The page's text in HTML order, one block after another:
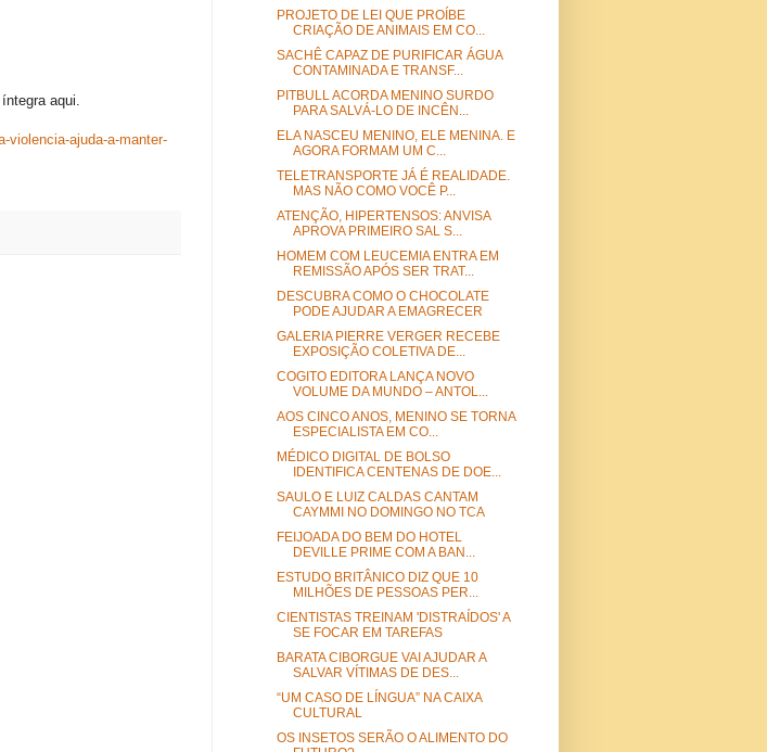
aqui.
violencia-ajuda-a-manter-
PROJETO DE LEI QUE PROÍBE
CRIAÇÃO DE ANIMAIS EM CO...
SACHÊ CAPAZ DE PURIFICAR ÁGUA
CONTAMINADA E TRANSF...
PITBULL ACORDA MENINO SURDO
PARA SALVÁ-LO DE INCÊN...
ELA NASCEU MENINO, ELE MENINA. E
AGORA FORMAM UM C...
TELETRANSPORTE JÁ É REALIDADE.
MAS NÃO COMO VOCÊ P...
ATENÇÃO, HIPERTENSOS: ANVISA
APROVA PRIMEIRO SAL S...
HOMEM COM LEUCEMIA ENTRA EM
REMISSÃO APÓS SER TRAT...
DESCUBRA COMO O CHOCOLATE
PODE AJUDAR A EMAGRECER
GALERIA PIERRE VERGER RECEBE
EXPOSIÇÃO COLETIVA DE...
COGITO EDITORA LANÇA NOVO
VOLUME DA MUNDO – ANTOL...
AOS CINCO ANOS, MENINO SE TORNA
ESPECIALISTA EM CO...
MÉDICO DIGITAL DE BOLSO
IDENTIFICA CENTENAS DE DOE...
SAULO E LUIZ CALDAS CANTAM
CAYMMI NO DOMINGO NO TCA
FEIJOADA DO BEM DO HOTEL
DEVILLE PRIME COM A BAN...
ESTUDO BRITÂNICO DIZ QUE 10
MILHÕES DE PESSOAS PER...
CIENTISTAS TREINAM 'DISTRAÍDOS' A
SE FOCAR EM TAREFAS
BARATA CIBORGUE VAI AJUDAR A
SALVAR VÍTIMAS DE DES...
“UM CASO DE LÍNGUA” NA CAIXA
CULTURAL
OS INSETOS SERÃO O ALIMENTO DO